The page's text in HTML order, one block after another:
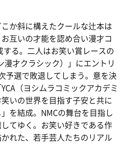
か斜に構えたクールな辻本は
互いの才能を認め合い漫才コ
る。二人はお笑い賞レースの
漫才クラシック）」にエントリ
予選で敗退してしまう。意を決
（ヨシムラコミックアカデミ
いの世界を目指す子安と共に
を結成。NMCの舞台を目指し
てゆく。お笑い好きである作
れた、若手芸人たちのリアル